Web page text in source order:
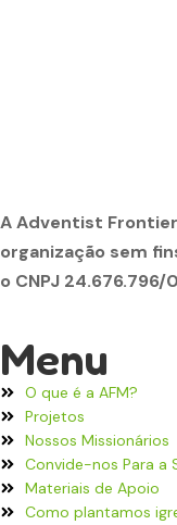
A Adventist
organização sem
o CNPJ
Menu
O que é a AFM?
Projetos
Nossos Missionários
Convide-nos Para a
Materiais de Apoio
Como plantamos